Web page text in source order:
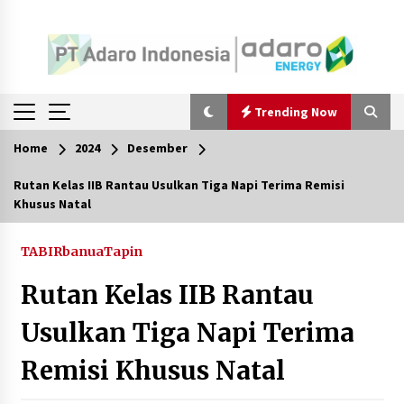
Trending Now
Trending Now
Hadiri Germas Ceria 2026, Bupati HST Minta
Agustus 10, 2026
Hadiri HUT Ke-1 Kodam XXII/Tambun Bungai,
Home 2024 Desember
Rutan Kelas IIB Rantau Usulkan Tiga Napi Terima Remisi
Khusus Natal
TABIRbanuaTapin
Rutan Kelas IIB Rantau
Usulkan Tiga Napi Terima
Remisi Khusus Natal